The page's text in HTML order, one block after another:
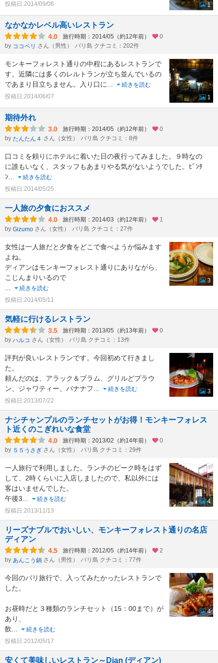
投稿日:2014/09/06
1
なかなかレベル高いレストラン
4.0 旅行時期：2014/05（約12年前）
0
by ココペリ さん（男性） バリ島 クチコミ：202件
モンキーフォレスト通りの中程にあるレストランで
す。近隣には多くのレルトランが立ち並んでいるの
であまり目立ちません。入り口に...
続きを読む
投稿日:2014/06/07
1
期待外れ
3.0 旅行時期：2014/05（約12年前）
0
by たんたん４ さん（女性） バリ島 クチコミ：8件
口コミを頼りにホテルに着いた日の夜行ってみました。９時なの
に誰もいなく、スタッフもあまりやる気がないようでした。ﾋﾞﾝﾀ
ﾝ...
続きを読む
投稿日:2014/05/25
一人旅の夕食におススメ
4.0 旅行時期：2014/03（約12年前）
1
by Gizumo さん（女性） バリ島 クチコミ：27件
女性は一人旅だと夕食をどこで食べようか悩みます
よね。
ディアンはモンキーフォレスト通りにありながら、
こじんまりいるので
...
続きを読む
投稿日:2014/05/11
3
気軽に行けるレストラン
3.5 旅行時期：2013/05（約13年前）
0
by ハルコ さん（女性） バリ島 クチコミ：13件
評判が良いレストランです。今回初めて行きまし
た。
頼んだのは、アラック＆ブラム、グリルどプラウ
ン、ジャワティー、バナナフ...
続きを読む
投稿日:2013/07/22
3
ナシチャンプルのランチセットがお得！モンキーフォレス
ト近くのこぎれいな食堂
4.0 旅行時期：2013/02（約14年前）
0
by ５５うさぎ さん（女性） バリ島 クチコミ：29件
一人旅行で利用しました。ランチのピーク時をはず
して、2時くらいに入店しましたので、私以外には
客はいませんでした。
午後3...
続きを読む
投稿日:2013/11/13
4
リーズナブルでおいしい、モンキーフォレスト通りの名店
ディアン
4.5 旅行時期：2012/05（約14年前）
2
by あんこう鍋 さん（男性） バリ島 クチコミ：77件
今回のバリ旅行で、入ってみたかったレストランで
した。
お昼時だと３種類のランチセット（15：00まで）が
あり、
飲...
続きを読む
投稿日:2012/05/17
4
安くて美味しいレストラン～Dian (ディアン)